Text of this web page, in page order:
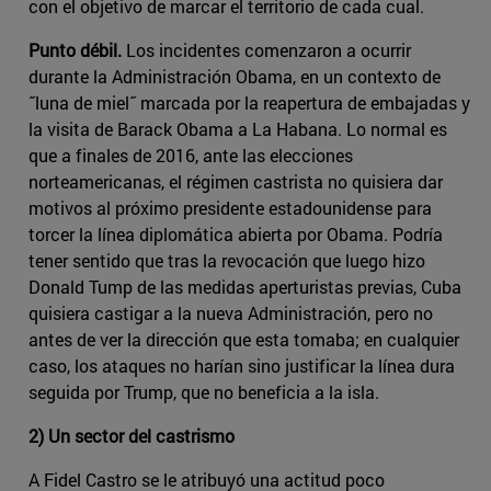
con el objetivo de marcar el territorio de cada cual.
Punto débil. Los incidentes comenzaron a ocurrir
durante la Administración Obama, en un contexto de
˝luna de miel˝ marcada por la reapertura de embajadas y
la visita de Barack Obama a La Habana. Lo normal es
que a finales de 2016, ante las elecciones
norteamericanas, el régimen castrista no quisiera dar
motivos al próximo presidente estadounidense para
torcer la línea diplomática abierta por Obama. Podría
tener sentido que tras la revocación que luego hizo
Donald Tump de las medidas aperturistas previas, Cuba
quisiera castigar a la nueva Administración, pero no
antes de ver la dirección que esta tomaba; en cualquier
caso, los ataques no harían sino justificar la línea dura
seguida por Trump, que no beneficia a la isla.
2) Un sector del castrismo
A Fidel Castro se le atribuyó una actitud poco